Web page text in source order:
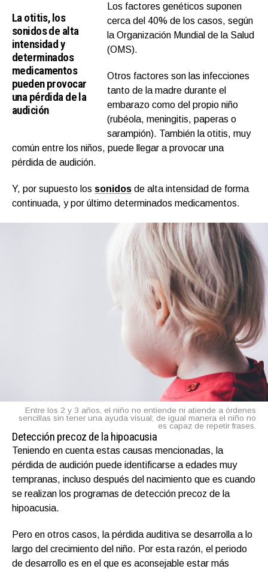
La otitis, los
sonidos de alta
intensidad y
determinados
medicamentos
pueden provocar
una pérdida de la
audición
Los factores genéticos suponen
cerca del 40% de los casos, según
la Organización Mundial de la Salud
(OMS).
Otros factores son las infecciones
tanto de la madre durante el
embarazo como del propio niño
(rubéola, meningitis, paperas o
sarampión). También la otitis, muy
común entre los niños, puede llegar a provocar una
pérdida de audición.
Y, por supuesto los sonidos de alta intensidad de forma
continuada, y por último determinados medicamentos.
Entre los 2 y 3 años, el niño no entiende ni atiende a órdenes
sencillas sin tener una ayuda visual; de igual manera el niño no
es capaz de repetir frases.
Detección precoz de la hipoacusia
Teniendo en cuenta estas causas mencionadas, la
pérdida de audición puede identificarse a edades muy
tempranas, incluso después del nacimiento que es cuando
se realizan los programas de detección precoz de la
hipoacusia.
Pero en otros casos, la pérdida auditiva se desarrolla a lo
largo del crecimiento del niño. Por esta razón, el periodo
de desarrollo es en el que es aconsejable estar más